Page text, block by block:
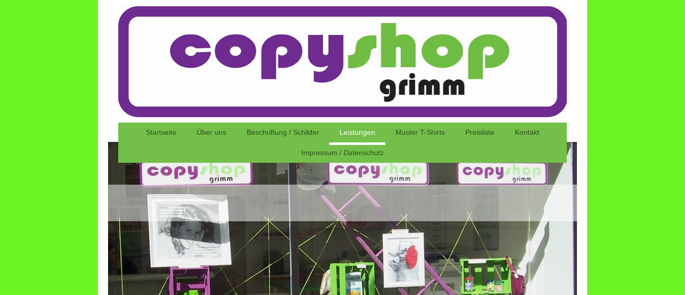
Startseite Über uns Beschriftung / Schilder Leistungen Muster T-Shirts Preisliste Kontakt
Impressum / Datenschutz